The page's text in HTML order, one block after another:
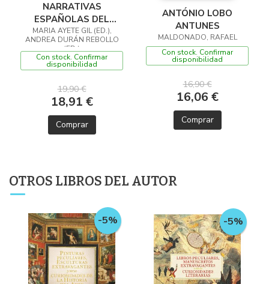
NARRATIVAS
ESPAÑOLAS DEL
SIGLO XXI (2015-2025)
MARIA AYETE GIL (ED.),
ANDREA DURÁN REBOLLO
(ED.)
Con stock. Confirmar
disponibilidad
19,90 €
18,91 €
Comprar
ANTÓNIO LOBO
ANTUNES
MALDONADO, RAFAEL
Con stock. Confirmar
disponibilidad
16,90 €
16,06 €
Comprar
OTROS LIBROS DEL AUTOR
-5% -5%